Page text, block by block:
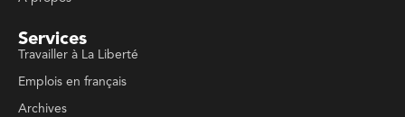
Services
Travailler à La Liberté
Emplois en français
Archives